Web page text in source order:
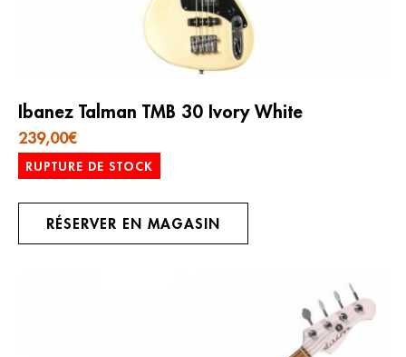
Ibanez Talman TMB 30 Ivory White
239,00€
RUPTURE DE STOCK
RÉSERVER EN MAGASIN